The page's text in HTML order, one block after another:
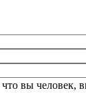
вы человек,